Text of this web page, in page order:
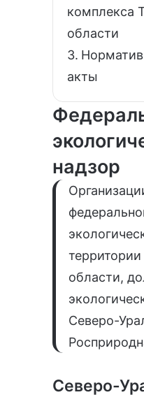
комплекса
области
акты
надзор
области,
Северо-
Северо-